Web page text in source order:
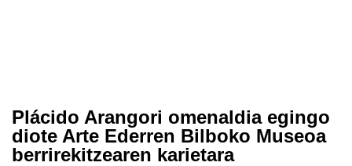
Plácido Arangori omenaldia egingo
diote Arte Ederren Bilboko Museoa
berrirekitzearen karietara